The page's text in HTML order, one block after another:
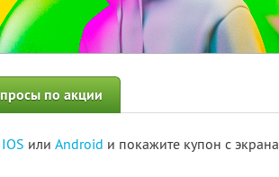
по акции
IOS или Android и покажите купон с экрана